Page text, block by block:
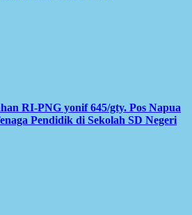
RI-PNG yonif 645/gty. Pos Napua
Pendidik di Sekolah SD Negeri